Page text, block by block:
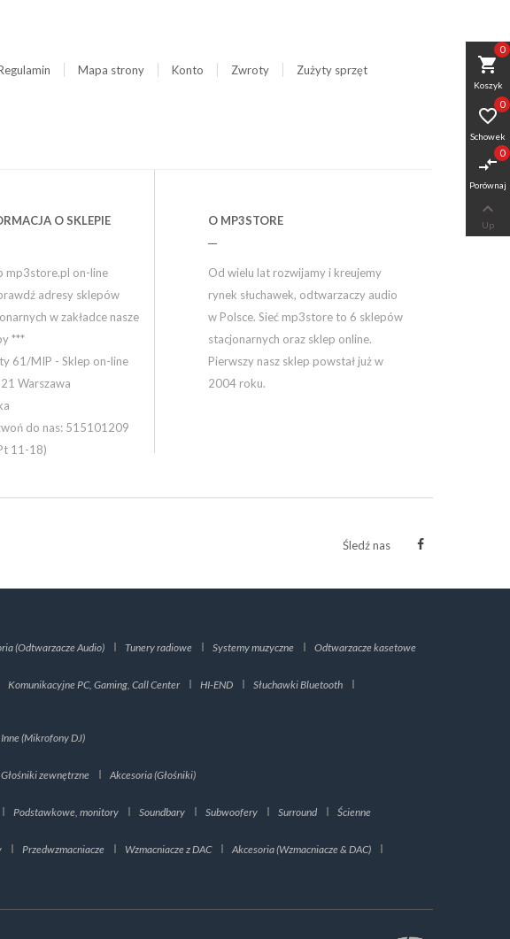
Mapa strony Konto Zwroty
Zużyty sprzęt
O SKLEPIE
mp3store.pl on-line
adresy sklepów
w zakładce nasze
***
61/MIP - Sklep on-line
Warszawa
do nas: 515101209
11-18)
O MP3STORE
Od wielu lat rozwijamy i kreujemy
rynek słuchawek, odtwarzaczy audio
w Polsce. Sieć mp3store to 6 sklepów
stacjonarnych oraz sklep online.
Pierwszy nasz sklep powstał już w
2004 roku.
Śledź nas
(Odtwarzacze Audio) Tunery radiowe Systemy muzyczne Odtwarzacze kasetowe
Komunikacyjne PC, Gaming, Call Center HI-END
Słuchawki Bluetooth
Inne (Mikrofony DJ)
Głośniki zewnętrzne Akcesoria (Głośniki)
Podstawkowe, monitory Soundbary Subwoofery Surround Ścienne
Przedwzmacniacze Wzmacniacze z DAC
Akcesoria (Wzmacniacze & DAC)
shopping_cart
Koszyk
0

Schowek
0
compare_arrows
Porównaj
0

Up